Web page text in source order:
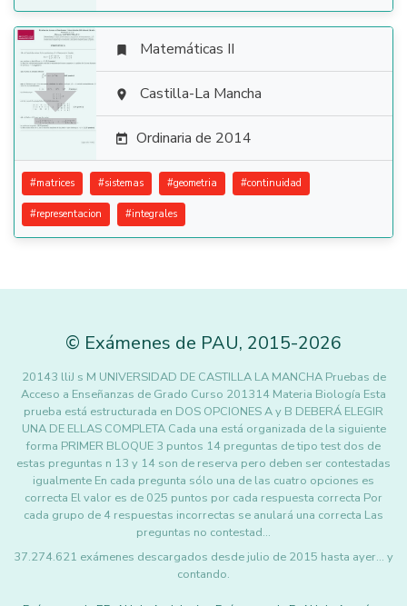

 Matemáticas II
 Castilla-La Mancha
 Ordinaria de 2014
#matrices #sistemas #geometria #continuidad
#representacion #integrales
© Exámenes de PAU, 2015-2026
20143 lliJ s M UNIVERSIDAD DE CASTILLA LA MANCHA Pruebas de
Acceso a Enseñanzas de Grado Curso 201314 Materia Biología Esta
prueba está estructurada en DOS OPCIONES A y B DEBERÁ ELEGIR
UNA DE ELLAS COMPLETA Cada una está organizada de la siguiente
forma PRIMER BLOQUE 3 puntos 14 preguntas de tipo test dos de
estas preguntas n 13 y 14 son de reserva pero deben ser contestadas
igualmente En cada pregunta sólo una de las cuatro opciones es
correcta El valor es de 025 puntos por cada respuesta correcta Por
cada grupo de 4 respuestas incorrectas se anulará una correcta Las
preguntas no contestad…
37.274.621 exámenes descargados desde julio de 2015 hasta ayer... y
contando.